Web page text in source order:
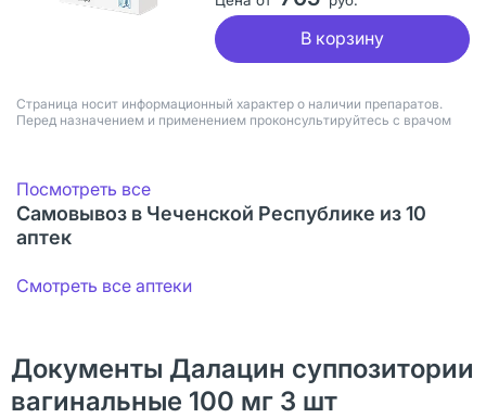
В корзину
Страница носит информационный характер о наличии препаратов.
Перед назначением и применением проконсультируйтесь с врачом
Посмотреть все
Самовывоз в Чеченской Республике из 10
аптек
Смотреть все аптеки
Документы Далацин суппозитории
вагинальные 100 мг 3 шт